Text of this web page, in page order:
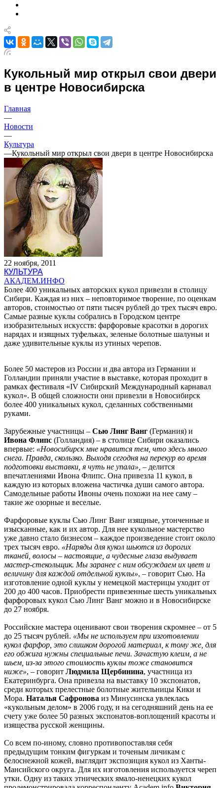
Кукольный мир открыл свои двери
в центре Новосибирска
Главная
—
Новости
—
Культура
—Кукольный мир открыл свои двери в центре Новосибирска
22 ноября, 2011
КУЛЬТУРА
АКАДЕМ.ИНФО
Более 400 уникальных авторских кукол привезли в столицу
Сибири. Каждая из них – неповторимое творение, по оценкам
авторов, стоимостью от пяти тысяч рублей до трех тысяч евро.
Самые разные куклы собрались в Городском центре
изобразительных искусств: фарфоровые красотки в дорогих
нарядах и изящных туфельках, зеленые болотные шалуньи и
даже удивительные куклы из утиных черепов.
Более 50 мастеров из России и два автора из Германии и
Голландии приняли участие в выставке, которая проходит в
рамках фестиваля «IV Сибирский Международный карнавал
кукол». В общей сложности они привезли в Новосибирск
более 400 уникальных кукол, сделанных собственными
руками.
Зарубежные участницы – Сью Линг Ванг (Германия) и
Ивона Флипс (Голландия) – в столице Сибири оказались
впервые: «Новосибирск мне нравится тем, что здесь много
снега. Правда, скользко. Выходя сегодня на перекур во время
подготовки выставки, я чуть не упала», – делится
впечатлениями Ивона Флипс. Она привезла 11 кукол, в
каждую из которых вложена частичка души самого автора.
Самодельные работы Ивоны очень похожи на нее саму –
такие же озорные и веселые.
Фарфоровые куклы Сью Линг Ванг изящные, утонченные и
изысканные, как и их автор. Для нее кукольное мастерство
уже давно стало бизнесом – каждое произведение стоит около
трех тысяч евро. «Наряды для кукол шьются из дорогих
тканей, волосы – настоящие, а чудесные глаза выдувает
мастер-стекольщик. Мы заранее с ним обсуждаем их цвет и
величину для каждой отдельной куклы», – говорит Сью. На
изготовление одной куклы у немецкой мастерицы уходит от
200 до 400 часов. Приобрести привезенные шесть уникальных
фарфоровых кукол Сью Линг Ванг можно и в Новосибирске
до 27 ноября.
Российские мастера оценивают свои творения скромнее – от 5
до 25 тысяч рублей. «Мы не используем при изготовлении
кукол фарфор, это слишком дорогой материал, к тому же, для
его обжига нужны специальные печи. Зачастую клеим, а не
шьем, из-за этого стоимость куклы тоже становится
ниже», – говорит Людмила Щербинина, участница из
Екатеринбурга. Она привезла на выставку 10 экспонатов,
среди которых прелестные болотные жительницы Кики и
Мора. Наталья Сафронова из Минусинска увлеклась
«кукольным делом» в 2006 году, и на сегодняшний день на ее
счету уже более 50 разных экспонатов-воплощений красоты и
изящества русской женщины.
Со всем по-иному, словно противопоставляя себя
предыдущим тонким фигуркам и точеным личикам с
белоснежной кожей, выглядит экспозиция кукол из Ханты-
Мансийского округа. Для их изготовления используется череп
утки. Одну из таких этнических ямало-ненецких кукол